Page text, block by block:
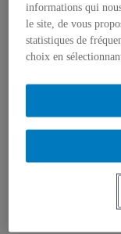
Activités
Vidéos et
informations qui
le site, de vous
statistiques de
choix en